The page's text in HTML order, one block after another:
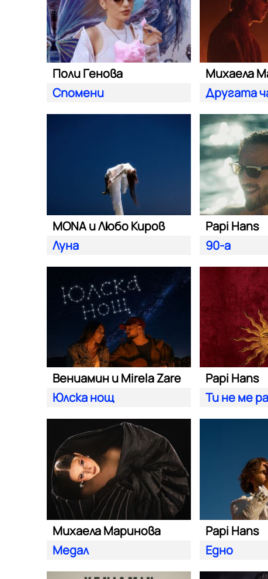
Поли Генова
Спомени
Другата
MONA и Любо Киров
Луна
Papi Hans
90-а
Вениамин и Mirela Zare
Юлска нощ
Papi Hans
Ти не ме
Михаела Маринова
Медал
Papi Hans
Едно